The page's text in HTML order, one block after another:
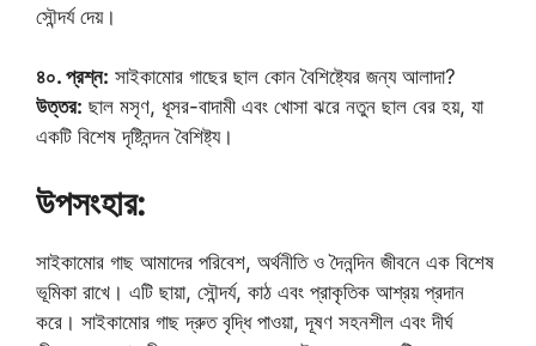
সৌন্দর্য দেয়।
৪০. প্রশ্ন: সাইকামোর গাছের ছাল কোন বৈশিষ্ট্যের জন্য আলাদা?
উত্তর: ছাল মসৃণ, ধূসর-বাদামী এবং খোসা ঝরে নতুন ছাল বের হয়, যা
একটি বিশেষ দৃষ্টিনন্দন বৈশিষ্ট্য।
উপসংহার:
সাইকামোর গাছ আমাদের পরিবেশ, অর্থনীতি ও দৈনন্দিন জীবনে এক বিশেষ
ভূমিকা রাখে। এটি ছায়া, সৌন্দর্য, কাঠ এবং প্রাকৃতিক আশ্রয় প্রদান
করে। সাইকামোর গাছ দ্রুত বৃদ্ধি পাওয়া, দূষণ সহনশীল এবং দীর্ঘ